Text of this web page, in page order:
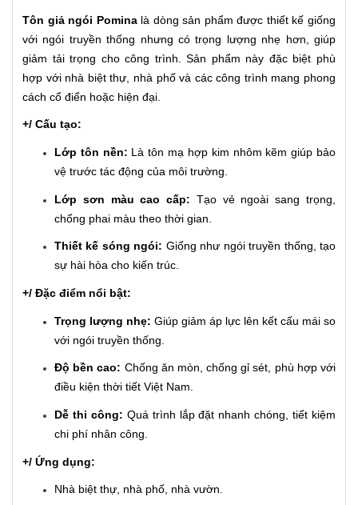
Tôn giả ngói Pominalà dòng sản phẩm được thiết kế giống
với ngói truyền thống nhưng có trọng lượng nhẹ hơn, giúp
giảm tải trọng cho công trình. Sản phẩm này đặc biệt phù
hợp với nhà biệt thự, nhà phố và các công trình mang phong
cách cổ điển hoặc hiện đại.
+/ Cấu tạo:
Lớp tôn nền: Là tôn mạ hợp kim nhôm kẽm giúp bảo
vệ trước tác động của môi trường.
Lớp sơn màu cao cấp: Tạo vẻ ngoài sang trọng,
chống phai màu theo thời gian.
Thiết kế sóng ngói: Giống như ngói truyền thống, tạo
sự hài hòa cho kiến trúc.
+/ Đặc điểm nổi bật:
Trọng lượng nhẹ: Giúp giảm áp lực lên kết cấu mái so
với ngói truyền thống.
Độ bền cao: Chống ăn mòn, chống gỉ sét, phù hợp với
điều kiện thời tiết Việt Nam.
Dễ thi công: Quá trình lắp đặt nhanh chóng, tiết kiệm
chi phí nhân công.
+/ Ứng dụng:
Nhà biệt thự, nhà phố, nhà vườn.